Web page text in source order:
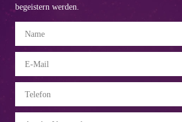
begeistern werden.